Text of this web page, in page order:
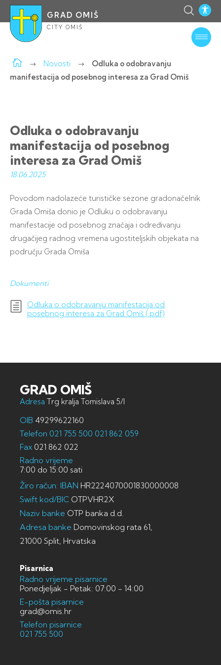
GRAD OMIŠ
CITY OMIŠ
Novosti
Odluka o odobravanju
manifestacija od posebnog interesa za Grad Omiš
Odluka o odobravanju
manifestacija od posebnog
interesa za Grad Omiš
18.06.2025
Povodom nadolazeće turističke sezone gradonačelnik
Grada Omiša donio je Odluku o odobravanju
manifestacije od posebnog značaja i određivanju
drugačijeg radnog vremena ugostiteljskih objekata na
području Grada Omiša
Dokumenti
Odluka o odobravanju manifestacija od
posebnog interesa za Grad Omiš (.pdf)
GRAD OMIŠ
Adresa Trg kralja Tomislava 5/I
OIB 49299622160
Telefon 021 755 500 021 862 059
Fax 021 862 022
Radno vrijeme
7:00 do 15:00 sati
Žiro račun: IBAN HR2224070001830000008
Swift kod/BIC OTPVHR2X
Naziv banke OTP banka d.d.
Adresa banke Domovinskog rata 61,
21000 Split, Hrvatska
Pisarnica
Radno vrijeme pisarnice
Ponedjeljak - Petak: 07:00 - 14:00
E-pošta pisarnice
grad@omis.hr
Telefon pisarnice
021 755 500